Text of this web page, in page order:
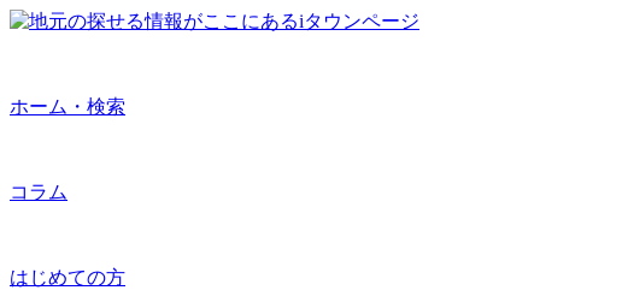
ホーム・検索
コラム
はじめての方